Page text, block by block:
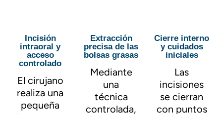
Incisión
intraoral y
acceso
controlado
El cirujano
realiza una
pequeña
Extracción
precisa de las
bolsas grasas
Mediante
una
técnica
controlada,
Cierre interno
y cuidados
iniciales
Las
incisiones
se cierran
con puntos